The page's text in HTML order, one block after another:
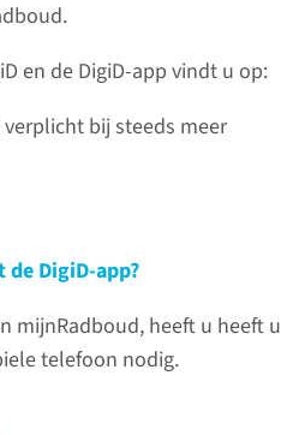
en de DigiD-app vindt u op:
bij steeds meer
DigiD-app?
mijnRadboud, heeft u heeft u
telefoon nodig.
vragen
aanmelden